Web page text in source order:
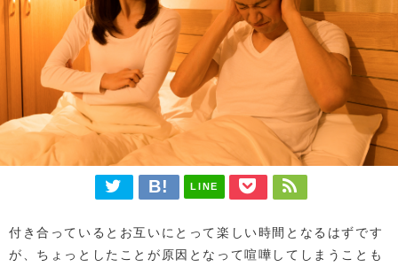
LINE
付き合っているとお互いにとって楽しい時間となるはずです
が、ちょっとしたことが原因となって喧嘩してしまうことも